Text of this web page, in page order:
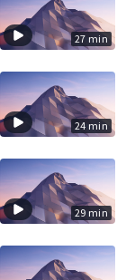
27 min
24 min
29 min